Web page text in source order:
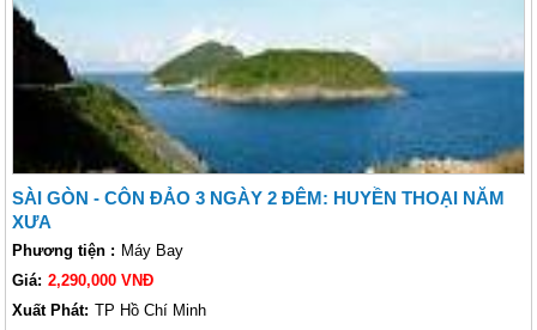
SÀI GÒN - CÔN ĐẢO 3 NGÀY 2 ĐÊM: HUYỀN THOẠI NĂM
XƯA
Phương tiện : Máy Bay
Giá: 2,290,000 VNĐ
Xuất Phát: TP Hồ Chí Minh